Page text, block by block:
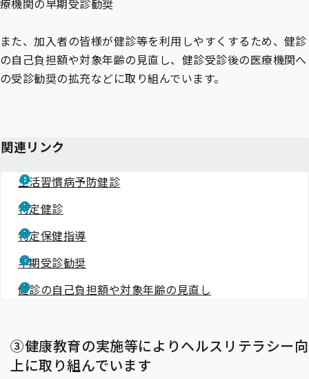
療機関の早期受診勧奨
また、加入者の皆様が健診等を利用しやすくするため、健診
の自己負担額や対象年齢の見直し、健診受診後の医療機関へ
の受診勧奨の拡充などに取り組んでいます。
関連リンク
生活習慣病予防健診
特定健診
特定保健指導
早期受診勧奨
健診の自己負担額や対象年齢の見直し
③健康教育の実施等によりヘルスリテラシー向
上に取り組んでいます